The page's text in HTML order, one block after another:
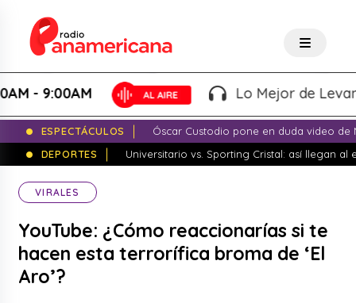
- 9:00AM Lo Mejor de
ESPECTÁCULOS
Óscar Custodio pone en duda video de
DEPORTES
Universitario vs. Sporting Cristal: así llegan al
VIRALES
YouTube: ¿Cómo reaccionarías si te
hacen esta terrorífica broma de ‘El
Aro’?